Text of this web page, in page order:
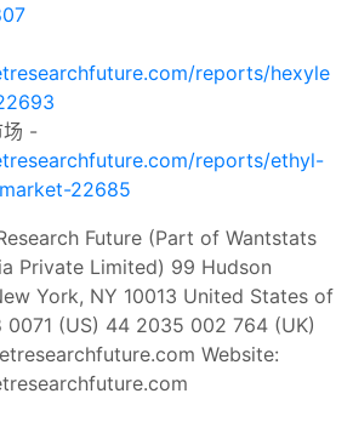
reports/hexyle
场 -
reports/ethyl-
22685
Future (Part of Wantstats
Private Limited) 99 Hudson
York, NY 10013 United States of
0071 (US) 44 2035 002 764 (UK)
Website: